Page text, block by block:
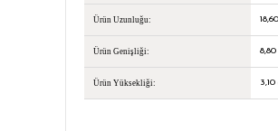
Ürün Uzunluğu:
Ürün Genişliği: 8,80
Ürün Yüksekliği: 3,10